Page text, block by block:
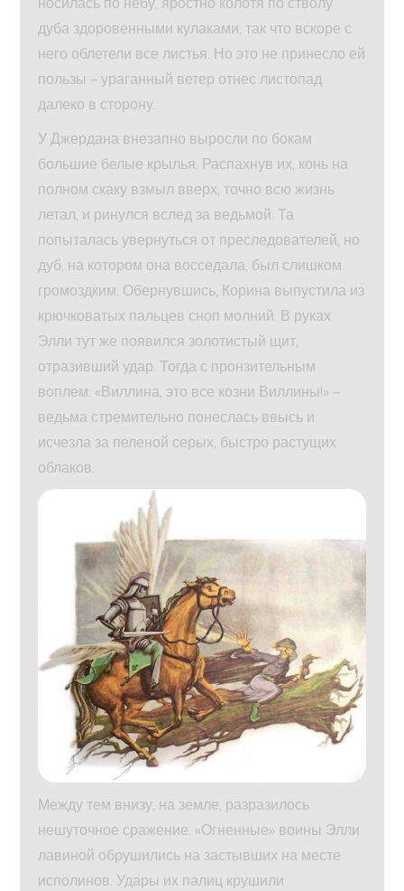
дуба здоровенными кулаками, так что вскоре с
него облетели все листья. Но это не принесло ей
пользы – ураганный ветер отнес листопад
далеко в сторону.
У Джердана внезапно выросли по бокам
большие белые крылья. Распахнув их, конь на
полном скаку взмыл вверх, точно всю жизнь
летал, и ринулся вслед за ведьмой. Та
попыталась увернуться от преследователей, но
дуб, на котором она восседала, был слишком
громоздким. Обернувшись, Корина выпустила из
крючковатых пальцев сноп молний. В руках
Элли тут же появился золотистый щит,
отразивший удар. Тогда с пронзительным
воплем: «Виллина, это все козни Виллины!» –
ведьма стремительно понеслась ввысь и
исчезла за пеленой серых, быстро растущих
облаков.
Между тем внизу, на земле, разразилось
нешуточное сражение. «Огненные» воины Элли
лавиной обрушились на застывших на месте
исполинов. Удары их палиц крушили